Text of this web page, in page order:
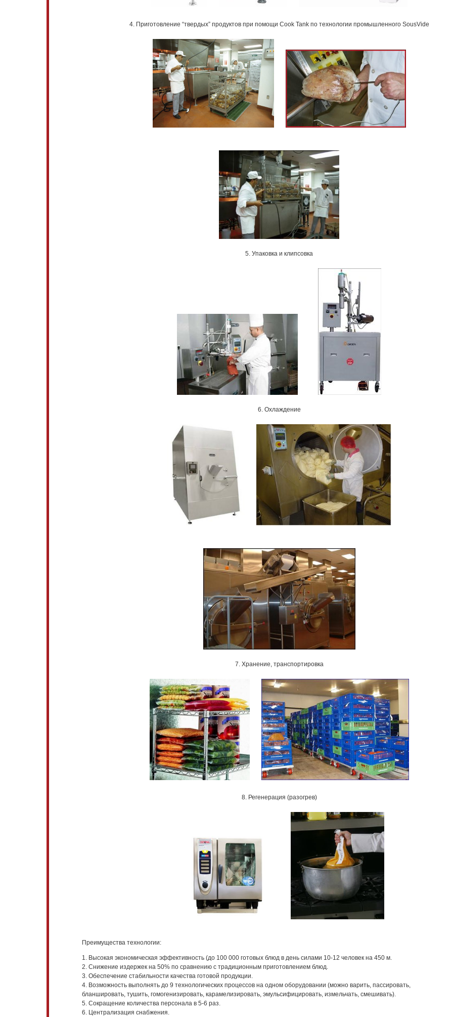
4. Приготовление “твердых” продуктов при помощи Cook Tank по технологии промышленного SousVide
5. Упаковка и клипсовка
6. Охлаждение
7. Хранение, транспортировка
8. Регенерация (разогрев)
Преимущества технологии:
1. Высокая экономическая эффективность (до 100 000 готовых блюд в день силами 10-12 человек на 450 м.
2. Снижение издержек на 50% по сравнению с традиционным приготовлением блюд.
3. Обеспечение стабильности качества готовой продукции.
4. Возможность выполнять до 9 технологических процессов на одном оборудовании (можно варить, пассировать,
бланшировать, тушить, гомогенизировать, карамелизировать, эмульсифицировать, измельчать, смешивать).
5. Сокращение количества персонала в 5-6 раз.
6. Централизация снабжения.